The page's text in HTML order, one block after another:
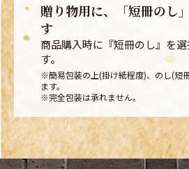
贈り物用に、「短冊のし
す
商品購入時に『短冊のし』を
す。
※簡易包装の上(掛け紙程度)、のし(短
ます。
※完全包装は承れません。